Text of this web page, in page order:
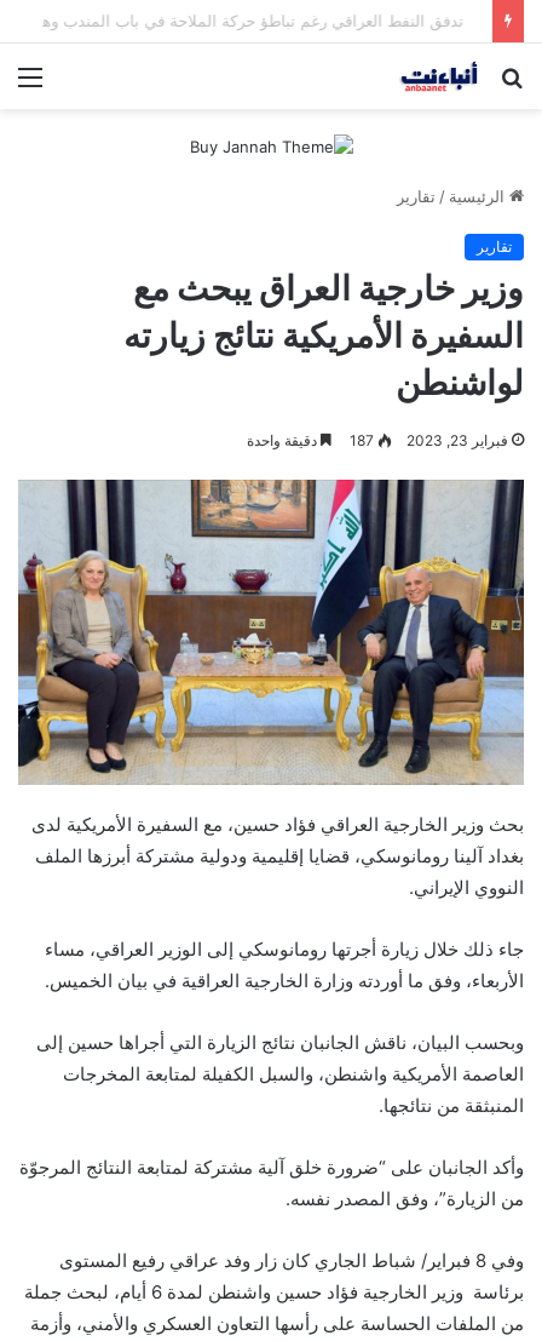
مقتل شخصين وإصابة 5 في إطلاق نار بمهرجان بمدينة سياتل الأميركية
بحث
الرئيسية / تقارير
تقارير
وزير خارجية العراق يبحث مع
السفيرة الأمريكية نتائج زيارته
لواشنطن
فبراير 23, 2023 187 دقيقة واحدة
بحث وزير الخارجية العراقي فؤاد حسين، مع السفيرة الأمريكية لدى
بغداد آلينا رومانوسكي، قضايا إقليمية ودولية مشتركة أبرزها الملف
النووي الإيراني.
جاء ذلك خلال زيارة أجرتها رومانوسكي إلى الوزير العراقي، مساء
الأربعاء، وفق ما أوردته وزارة الخارجية العراقية في بيان الخميس.
وبحسب البيان، ناقش الجانبان نتائج الزيارة التي أجراها حسين إلى
العاصمة الأمريكية واشنطن، والسبل الكفيلة لمتابعة المخرجات
المنبثقة من نتائجها.
وأكد الجانبان على “ضرورة خلق آلية مشتركة لمتابعة النتائج المرجوّة
من الزيارة”، وفق المصدر نفسه.
وفي 8 فبراير/ شباط الجاري كان زار وفد عراقي رفيع المستوى
برئاسة وزير الخارجية فؤاد حسين واشنطن لمدة 6 أيام، لبحث جملة
من الملفات الحساسة على رأسها التعاون العسكري والأمني، وأزمة